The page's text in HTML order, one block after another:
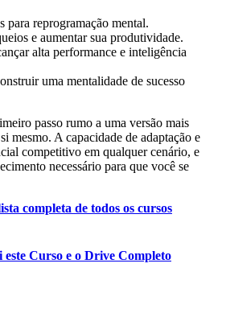
para reprogramação mental.
e aumentar sua produtividade.
alta performance e inteligência
uma mentalidade de sucesso
passo rumo a uma versão mais
mesmo. A capacidade de adaptação e
competitivo em qualquer cenário, e
necessário para que você se
completa de todos os cursos
este Curso e o Drive Completo